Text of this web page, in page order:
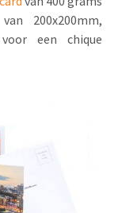
200x200mm,
een chique